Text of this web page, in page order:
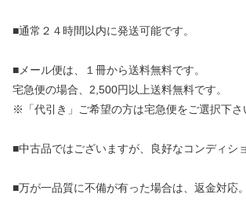
■通常２４時間以内に発送可能です。
■メール便は、１冊から送料無料です。
宅急便の場合、2,500円以上送料無料です。
※「代引き」ご希望の方は宅急便をご選択下さ
■中古品ではございますが、良好なコンディシ
■万が一品質に不備が有った場合は、返金対応。